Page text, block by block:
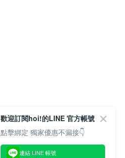
歡迎訂閱hoi!的LINE 官方帳號
點擊綁定 獨家優惠不漏接👇
連結 LINE 帳號